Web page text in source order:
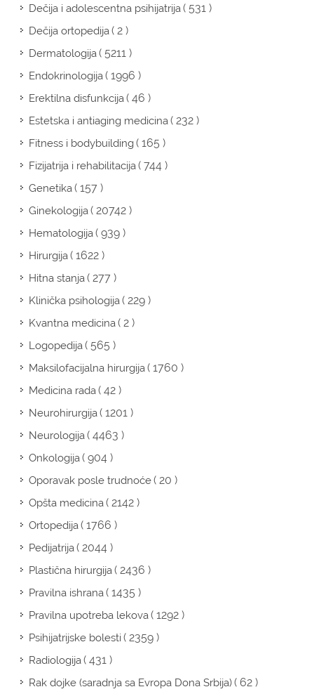
Dečija i adolescentna psihijatrija( 531 )
Dečija ortopedija( 2 )
Dermatologija( 5211 )
Endokrinologija( 1996 )
Erektilna disfunkcija( 46 )
Estetska i antiaging medicina( 232 )
Fitness i bodybuilding( 165 )
Fizijatrija i rehabilitacija( 744 )
Genetika( 157 )
Ginekologija( 20742 )
Hematologija( 939 )
Hirurgija( 1622 )
Hitna stanja( 277 )
Klinička psihologija( 229 )
Kvantna medicina( 2 )
Logopedija( 565 )
Maksilofacijalna hirurgija( 1760 )
Medicina rada( 42 )
Neurohirurgija( 1201 )
Neurologija( 4463 )
Onkologija( 904 )
Oporavak posle trudnoće( 20 )
Opšta medicina( 2142 )
Ortopedija( 1766 )
Pedijatrija( 2044 )
Plastična hirurgija( 2436 )
Pravilna ishrana( 1435 )
Pravilna upotreba lekova( 1292 )
Psihijatrijske bolesti( 2359 )
Radiologija( 431 )
Rak dojke (saradnja sa Evropa Dona Srbija)( 62 )